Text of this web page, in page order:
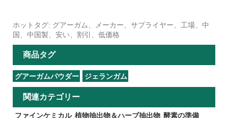
ホットタグ: グアーガム、メーカー、サプライヤー、工場、中
国、中国製、安い、割引、低価格
商品タグ
グアーガムパウダー ジェランガム
関連カテゴリー
ファインケミカル 植物抽出物＆ハーブ抽出物 酵素の準備